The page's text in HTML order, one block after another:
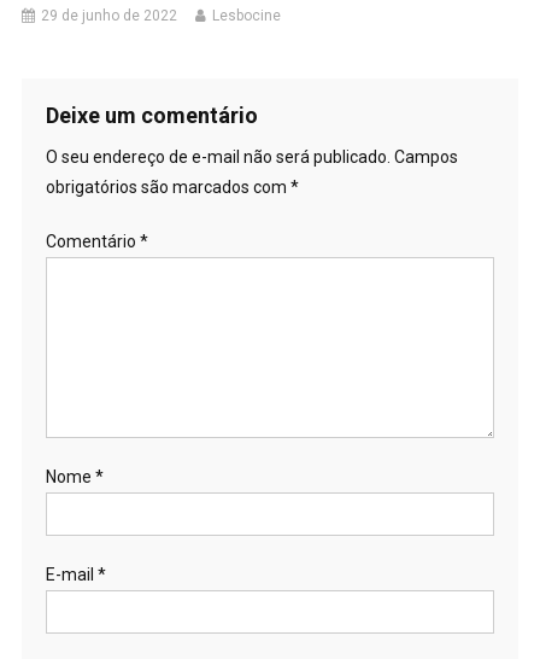
29 de junho de 2022 Lesbocine
Deixe um comentário
O seu endereço de e-mail não será publicado. Campos
obrigatórios são marcados com *
Comentário *
Nome *
E-mail *